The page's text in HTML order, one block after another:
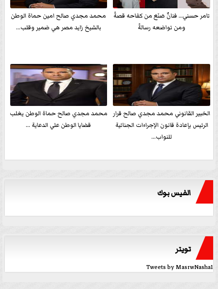
تامر حسني… فنانٌ صَنَعَ من كفاحه قصةً
ومن تواضعه رسالةً
محمد مجدي صالح امين حماة الوطن
بالشيخ زايد مصر هي ضمير وقلب...
الخبير القانوني محمد مجدي صالح قرار
الرئيس بإعادة قانون الإجراءات الجنائية
للنواب...
محمد مجدي صالح حماة الوطن يغلب
قضايا الوطن علي الدعاية ...
الفيس بوك
تويتر
Tweets by MasrwNasha1